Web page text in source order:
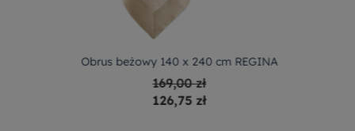
Obrus beżowy 140 x 240 cm REGINA
169,00 zł
126,75 zł